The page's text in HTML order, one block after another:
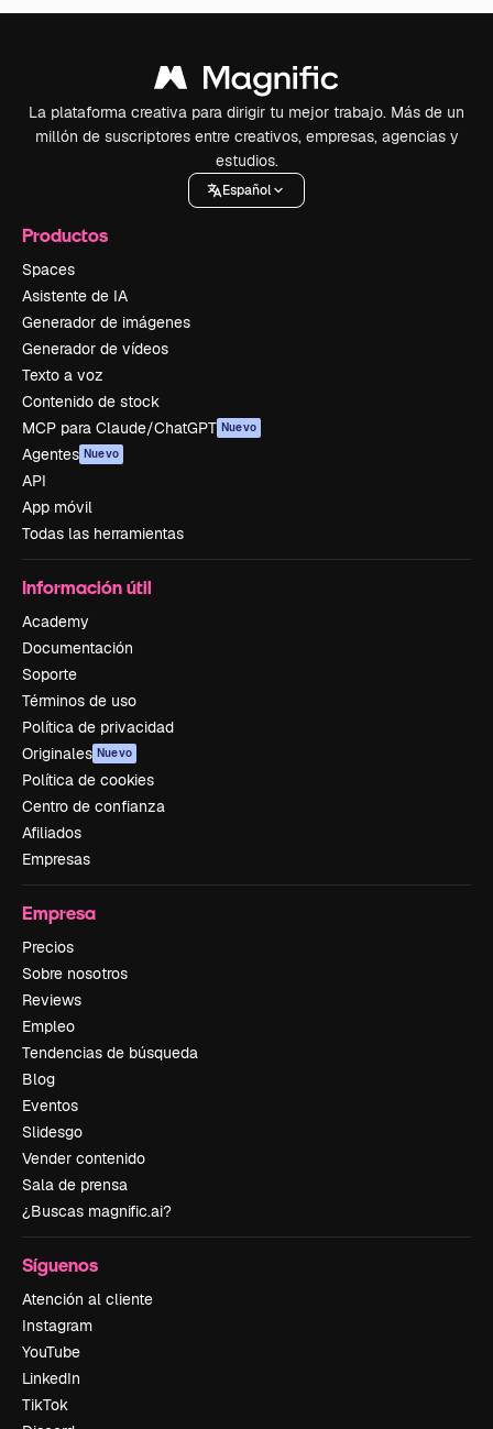
La plataforma creativa para dirigir tu mejor trabajo. Más de un
millón de suscriptores entre creativos, empresas, agencias y
estudios.
Español
Productos
Spaces
Asistente de IA
Generador de imágenes
Generador de vídeos
Texto a voz
Contenido de stock
MCP para Claude/ChatGPT Nuevo
Agentes Nuevo
API
App móvil
Todas las herramientas
Información útil
Academy
Documentación
Soporte
Términos de uso
Política de privacidad
Originales Nuevo
Política de cookies
Centro de confianza
Afiliados
Empresas
Empresa
Precios
Sobre nosotros
Reviews
Empleo
Tendencias de búsqueda
Blog
Eventos
Slidesgo
Vender contenido
Sala de prensa
¿Buscas magnific.ai?
Síguenos
Atención al cliente
Instagram
YouTube
LinkedIn
TikTok